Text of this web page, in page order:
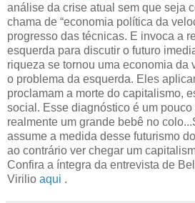
análise da crise atual sem que seja
chama de “economia política da
progresso das técnicas. E invoca a
esquerda para discutir o futuro
riqueza se tornou uma economia da
o problema da esquerda. Eles
proclamam a morte do capitalismo,
social. Esse diagnóstico é um pouco
realmente um grande bebê no
assume a medida desse futurismo
ao contrário ver chegar um
Confira a íntegra da entrevista de
Virilio aqui .